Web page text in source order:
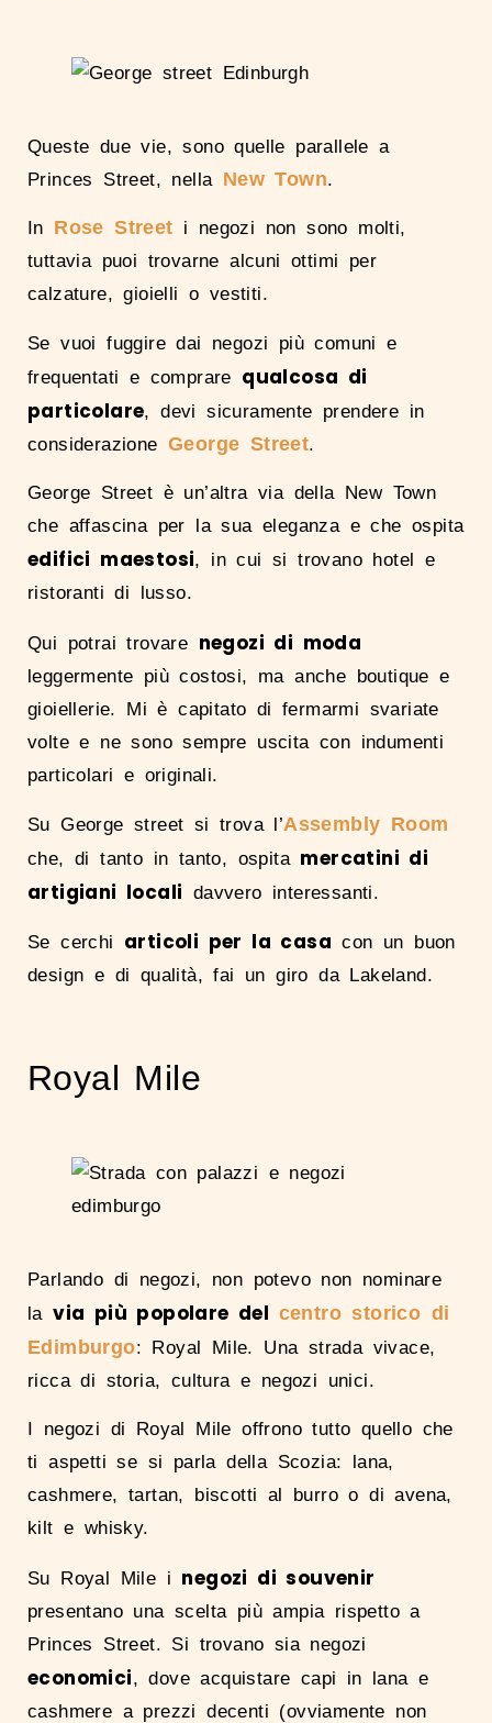
Queste due vie, sono quelle parallele a
Princes Street, nella New Town.
In Rose Street i negozi non sono molti,
tuttavia puoi trovarne alcuni ottimi per
calzature, gioielli o vestiti.
Se vuoi fuggire dai negozi più comuni e
frequentati e comprare qualcosa di
particolare, devi sicuramente prendere in
considerazioneGeorge Street.
George Street è un’altra via della New Town
che affascina per la sua eleganza e che ospita
edifici maestosi, in cui si trovano hotel e
ristoranti di lusso.
Qui potrai trovare negozi di moda
leggermente più costosi, ma anche boutique e
gioiellerie. Mi è capitato di fermarmi svariate
volte e ne sono sempre uscita con indumenti
particolari e originali.
Su George street si trova l’Assembly Room
che, di tanto in tanto, ospita mercatini di
artigiani locali davvero interessanti.
Se cerchi articoli per la casa con un buon
design e di qualità, fai un giro da Lakeland.
Royal Mile
Parlando di negozi, non potevo non nominare
lavia più popolare del centro storico di
Edimburgo: Royal Mile. Una strada vivace,
ricca di storia, cultura e negozi unici.
I negozi di Royal Mile offrono tutto quello che
ti aspetti se si parla della Scozia: lana,
cashmere, tartan, biscotti al burro o di avena,
kilt e whisky.
Su Royal Mile i negozi di souvenir
presentano una scelta più ampia rispetto a
Princes Street. Si trovano sia negozi
economici, dove acquistare capi in lana e
cashmere a prezzi decenti (ovviamente non